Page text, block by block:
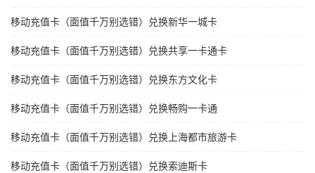
移动充值卡（面值千万别选错）兑换新华一城卡
移动充值卡（面值千万别选错）兑换共享一卡通卡
移动充值卡（面值千万别选错）兑换东方文化卡
移动充值卡（面值千万别选错）兑换畅购一卡通
移动充值卡（面值千万别选错）兑换上海都市旅游卡
移动充值卡（面值千万别选错）兑换索迪斯卡